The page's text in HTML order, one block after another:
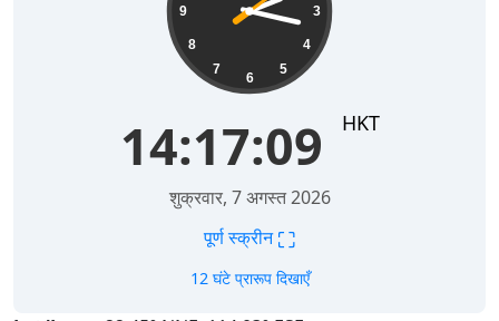
3
4
5
6
7
8
9
14:17:09 HKT
शुक्रवार, 7 अगस्त 2026
पूर्ण स्क्रीन⛶
12 घंटे प्रारूप दिखाएँ